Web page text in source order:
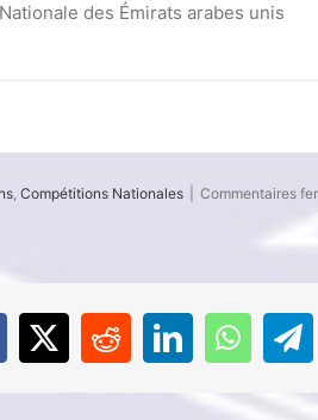
des Émirats arabes unis
, Compétitions Nationales Commentaires
X RedditLinkedIn